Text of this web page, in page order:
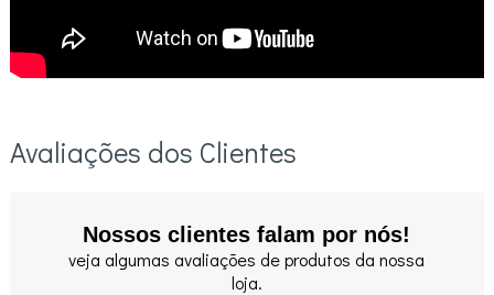
Avaliações dos Clientes
Nossos clientes falam por nós!
veja algumas avaliações de produtos da nossa
loja.